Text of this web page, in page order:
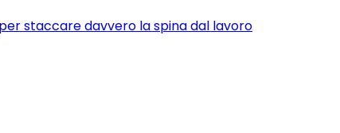
staccare davvero la spina dal lavoro